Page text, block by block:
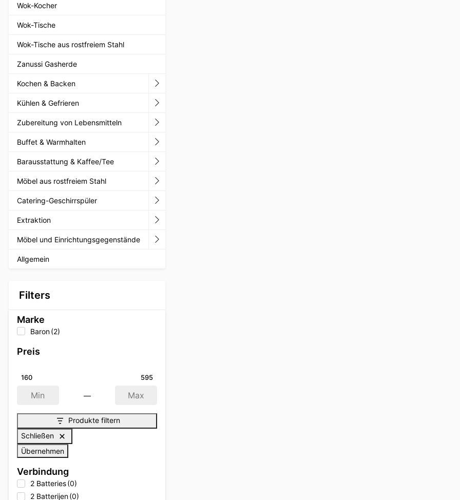
Wok-Kocher
Wok-Tische
Wok-Tische aus rostfreiem Stahl
Zanussi Gasherde
Kochen & Backen
Kühlen & Gefrieren
Zubereitung von Lebensmitteln
Buffet & Warmhalten
Barausstattung & Kaffee/Tee
Möbel aus rostfreiem Stahl
Catering-Geschirrspüler
Extraktion
Möbel und Einrichtungsgegenstände
Allgemein
Filters
Marke
Baron(2)
Preis
—
160 595
Produkte filtern
Schließen
Übernehmen
Verbindung
2 Batteries(0)
2 Batterijen(0)